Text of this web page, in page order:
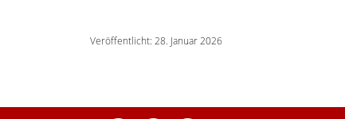
Veröffentlicht: 28. Januar 2026